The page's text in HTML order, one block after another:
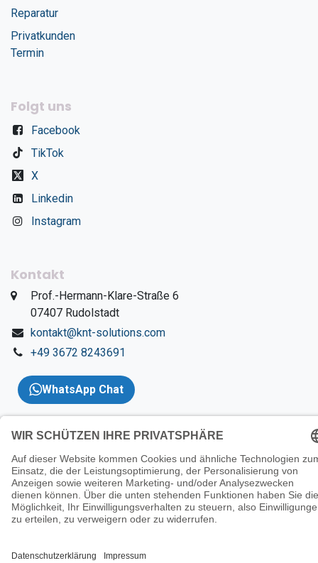
Reparatur
Privatkunden
Termin
Folgt uns
Facebook
TikTok
X
Linkedin
Instagram
Kontakt
​Prof.-Hermann-Klare-Straße 6
​07407 Rudolstadt
kontakt@knt-solutions.com
+49 3672 8243691
WhatsApp Chat
Copyright 2026 © KNT
Solutions |Impressum|AGBs|Datenschutzerklärung|